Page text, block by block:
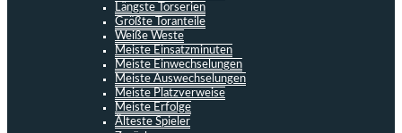
Längste Torserien
Größte Toranteile
Weiße Weste
Meiste Einsatzminuten
Meiste Einwechselungen
Meiste Auswechselungen
Meiste Platzverweise
Meiste Erfolge
Älteste Spieler